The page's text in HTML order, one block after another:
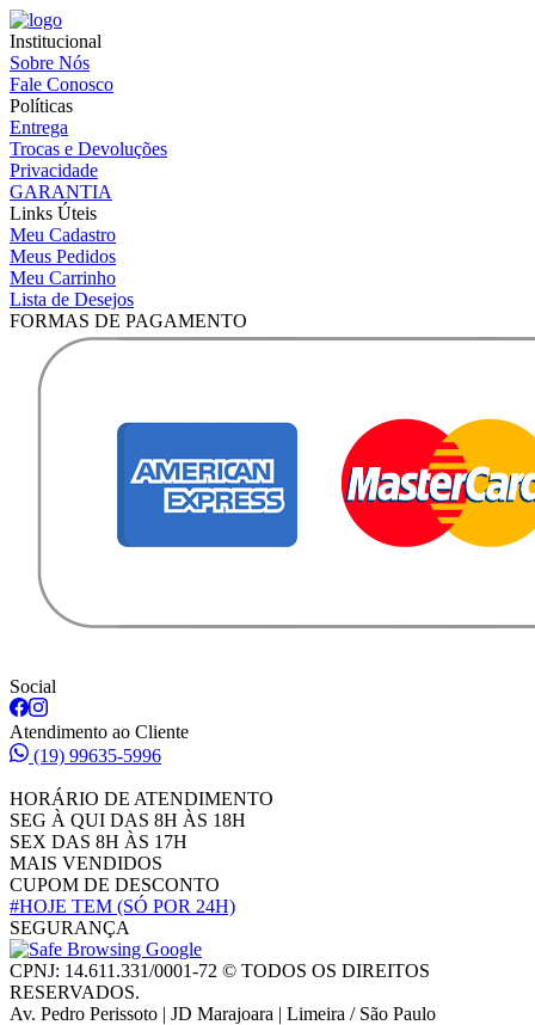
Institucional
Sobre Nós
Fale Conosco
Políticas
Entrega
Trocas e Devoluções
Privacidade
GARANTIA
Links Úteis
Meu Cadastro
Meus Pedidos
Meu Carrinho
Lista de Desejos
FORMAS DE PAGAMENTO
Social
Atendimento ao Cliente
(19) 99635-5996
HORÁRIO DE ATENDIMENTO
SEG À QUI DAS 8H ÀS 18H
SEX DAS 8H ÀS 17H
MAIS VENDIDOS
CUPOM DE DESCONTO
#HOJE TEM (SÓ POR 24H)
SEGURANÇA
CPNJ: 14.611.331/0001-72 © TODOS OS DIREITOS
RESERVADOS.
Av. Pedro Perissoto | JD Marajoara | Limeira / São Paulo